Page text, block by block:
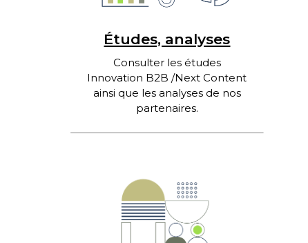
Études, analyses
Consulter les études
Innovation B2B /Next Content
ainsi que les analyses de nos
partenaires.